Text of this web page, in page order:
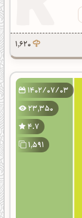
1,620
1402/07/03
23,350
4.7
1,591